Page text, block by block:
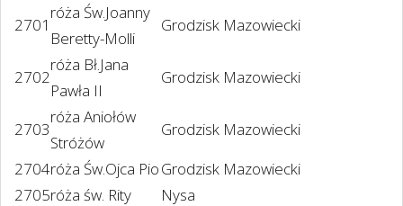
2701
róża Św.Joanny
Beretty-Molli
Grodzisk Mazowiecki
2702
róża Bł.Jana
Pawła II
Grodzisk Mazowiecki
2703
róża Aniołów
Stróżów
Grodzisk Mazowiecki
2704róża Św.Ojca PioGrodzisk Mazowiecki
2705róża św. Rity
Nysa